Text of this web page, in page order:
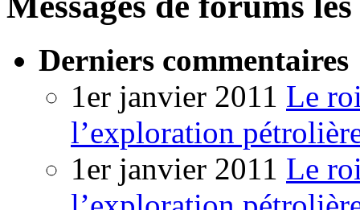
Derniers commentaires
1er janvier 2011 Le
l’exploration
1er janvier 2011 Le